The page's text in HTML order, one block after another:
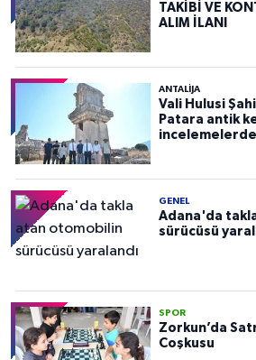
TAKİBİ VE
ALIM İLANI
ANTALIJA
Vali Hulusi
Patara antik
GENEL
Adana'da
sürücüsü
SPOR
Zorkun’da
Coşkusu